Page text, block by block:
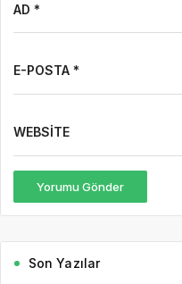
AD *
E-POSTA *
WEBSITE
Yorumu Gönder
Son Yazılar